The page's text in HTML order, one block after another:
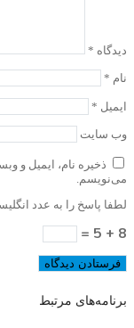
دیدگاه *
نام *
ایمیل *
وب‌ سایت
ذخیره نام، ایمیل و
می‌نویسم.
لطفا پاسخ را به عدد
8 + 5 =
برنامه‌های مرتبط